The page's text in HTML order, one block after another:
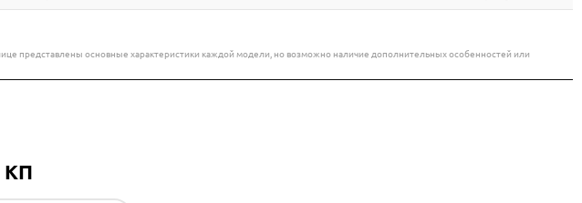
представлены основные характеристики каждой модели, но возможно наличие дополнительных особенностей или